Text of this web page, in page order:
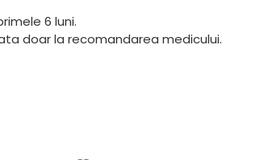
6 luni.
doar la recomandarea medicului.